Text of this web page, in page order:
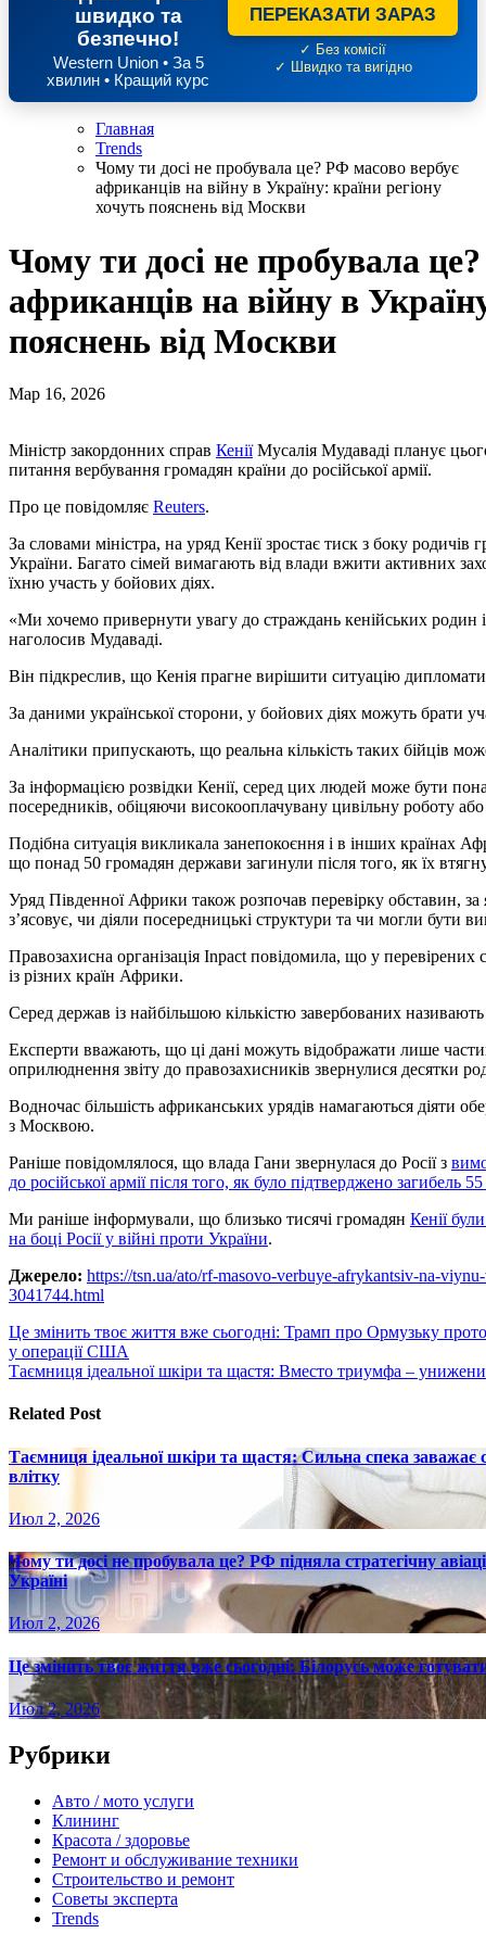
швидко та
безпечно!
Western Union • За 5
хвилин • Кращий курс
ПЕРЕКАЗАТИ ЗАРАЗ
✓ Без комісії
✓ Швидко та вигідно
Главная
Trends
Чому ти досі не пробувала це? РФ масово вербує
африканців на війну в Україну: країни регіону
хочуть пояснень від Москви
Чому ти досі не пробувала
африканців на війну в
пояснень від Москви
Мар 16, 2026
Міністр закордонних справ КеніїМусалія Мудаваді планує
питання вербування громадян країни до російської армії.
Про це повідомляє Reuters.
За словами міністра, на уряд Кенії зростає тиск з боку
України. Багато сімей вимагають від влади вжити активних
їхню участь у бойових діях.
«Ми хочемо привернути увагу до страждань кенійських родин
наголосив Мудаваді.
Він підкреслив, що Кенія прагне вирішити ситуацію
За даними української сторони, у бойових діях можуть брати
Аналітики припускають, що реальна кількість таких бійців
За інформацією розвідки Кенії, серед цих людей може бути
посередників, обіцяючи високооплачувану цивільну роботу
Подібна ситуація викликала занепокоєння і в інших країнах
що понад 50 громадян держави загинули після того, як їх
Уряд Південної Африки також розпочав перевірку обставин,
з’ясовує, чи діяли посередницькі структури та чи могли бути
Правозахисна організація Inpact повідомила, що у
із різних країн Африки.
Серед держав із найбільшою кількістю завербованих
Експерти вважають, що ці дані можуть відображати лише
оприлюднення звіту до правозахисників звернулися десятки
Водночас більшість африканських урядів намагаються діяти
з Москвою.
Раніше повідомлялося, що влада Гани звернулася до Росії з
до російської армії після того, як було підтверджено загибель
Ми раніше інформували, що близько тисячі громадян Кенії
на боці Росії у війні проти України.
Джерело: https://tsn.ua/ato/rf-masovo-verbuye-afrykantsiv-na-
3041744.html
Навигация
по
Це змінить твоє життя вже сьогодні: Трамп про Ормузьку
у операції США
Таємниця ідеальної шкіри та щастя: Вместо триумфа –
Related Post
Таємниця ідеальної шкіри та щастя: Сильна спека
влітку
Июл 2, 2026
Чому ти досі не пробувала це? РФ підняла стратегічну
Україні
Июл 2, 2026
Це змінить твоє життя вже сьогодні: Білорусь може
Июл 2, 2026
Рубрики
Авто / мото услуги
Клининг
Красота / здоровье
Ремонт и обслуживание техники
Строительство и ремонт
Советы эксперта
Trends